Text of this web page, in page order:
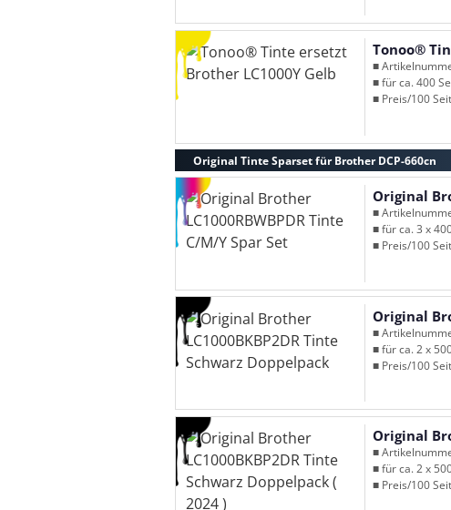
Tonoo®
■
■ für ca. 400
■ Preis/100
Original Tinte Sparset für Brother DCP-660cn
Original
■
■ für ca. 3 x
■ Preis/100
Original
■
■ für ca. 2 x
■ Preis/100
Original
■
■ für ca. 2 x
■ Preis/100